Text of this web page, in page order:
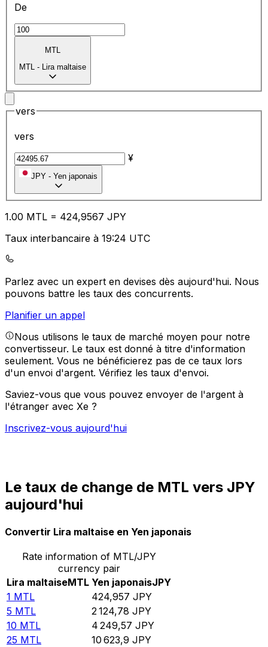
De
MTL
MTL - Lira maltaise
vers
vers
¥
JPY - Yen japonais
1.00 MTL = 424,9567 JPY
Taux interbancaire à 19:24 UTC
Parlez avec un expert en devises dès aujourd'hui. Nous
pouvons battre les taux des concurrents.
Planifier un appel
Nous utilisons le taux de marché moyen pour notre
convertisseur. Le taux est donné à titre d'information
seulement. Vous ne bénéficierez pas de ce taux lors
d'un envoi d'argent. Vérifiez les taux d'envoi.
Saviez-vous que vous pouvez envoyer de l'argent à
l'étranger avec Xe ?
Inscrivez-vous aujourd'hui
Le taux de change de MTL vers JPY
aujourd'hui
Convertir Lira maltaise en Yen japonais
Rate information of MTL/JPY
currency pair
Lira maltaiseMTL Yen japonaisJPY
1 MTL 424,957 JPY
5 MTL 2 124,78 JPY
10 MTL 4 249,57 JPY
25 MTL 10 623,9 JPY